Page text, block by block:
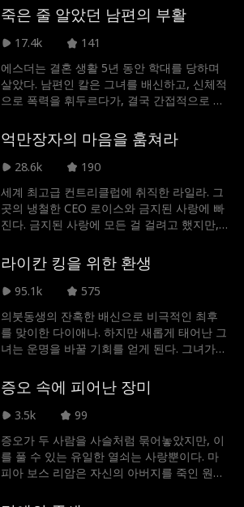
의 매력적인 독신 아버지이자 미스터리한 거
물! 오직 복수를 위해 그를 유혹하지만... 왜 그
에게서 한 번도 겪지 못한 감정을 느끼게 되는
죽은 줄 알았던 남편의 부활
17.4k
141
에스더는 결혼 생활 5년 동안 학대를 당하며
살았다. 남편인 칼은 그녀를 배신하고, 신체적
으로 폭력을 휘두르다가, 결국 간접적으로 딸
일, 칼은 또다시 폭력을 행사하다 우발적으로
사망하고 만다. 충격에 빠진 에스더는 칼의 시
신을 뒤뜰에 묻고 잠자리에 든다. 다음 날 아
한 칼은 그들이 처음 사랑에 빠졌을 때의 다정
하고 온화한 남자처럼 행동한다. 지금 칼의 모
습은 더 이상 그녀가 뒤뜰에 묻었던 학대자가
억만장자의 마음을 훔쳐라
28.6k
190
세계 최고급 컨트리클럽에 취직한 라일라. 그
곳의 냉철한 CEO 로이스와 금지된 사랑에 빠
진다. 금지된 사랑에 모든 걸 걸려고 했지만,
로운 로맨스가 시작된다.
라이칸 킹을 위한 환생
95.1k
575
의붓동생의 잔혹한 배신으로 비극적인 최후
를 맞이한 다이애나. 하지만 새롭게 태어난 그
녀는 운명을 바꿀 기회를 얻게 된다. 그녀가
에게 꽂히고 만다. 끈질기게 음모를 꾸미는 아
이비와 알렉산더와의 묘한 인연 속에서, 다이
애나는 자신의 운명을 지키기 위해 치열한 싸
증오 속에 피어난 장미
3.5k
99
증오가 두 사람을 사슬처럼 묶어놓았지만, 이
를 풀 수 있는 유일한 열쇠는 사랑뿐이다. 마
피아 보스 리암은 자신의 아버지를 죽인 원수